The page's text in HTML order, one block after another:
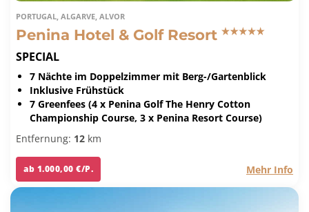
PORTUGAL, ALGARVE, ALVOR
Penina Hotel & Golf Resort
SPECIAL
7 Nächte im Doppelzimmer mit Berg-/Gartenblick
Inklusive Frühstück
7 Greenfees (4 x Penina Golf The Henry Cotton
Championship Course, 3 x Penina Resort Course)
Entfernung: 12 km
ab 1.000,00 €/P. Mehr Info